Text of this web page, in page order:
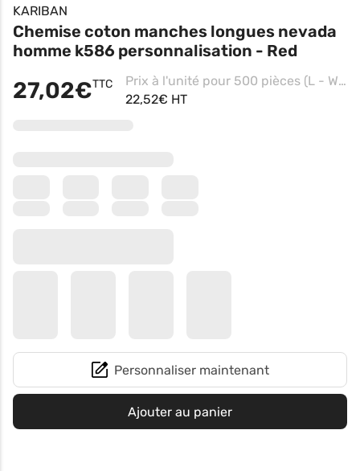
KARIBAN
Chemise coton manches longues nevada
homme k586 personnalisation - Red
27,02€TTC
Prix à l'unité pour 500 pièces (L - White, Impression Contre coeur)
22,52€ HT
Personnaliser maintenant
Ajouter au panier